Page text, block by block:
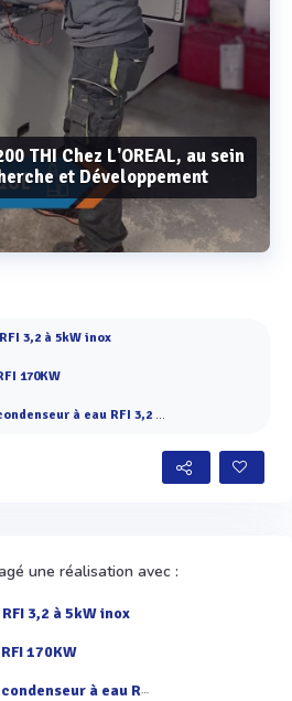
THI Chez L'OREAL, au sein
et Développement
Voir plus
RFI 3,2 à 5kW inox
170KW
à eau RFI 3,2 à 9 kW
une réalisation avec :
RFI 3,2 à 5kW inox
170KW
à eau RFI 3,2 à 9 kW